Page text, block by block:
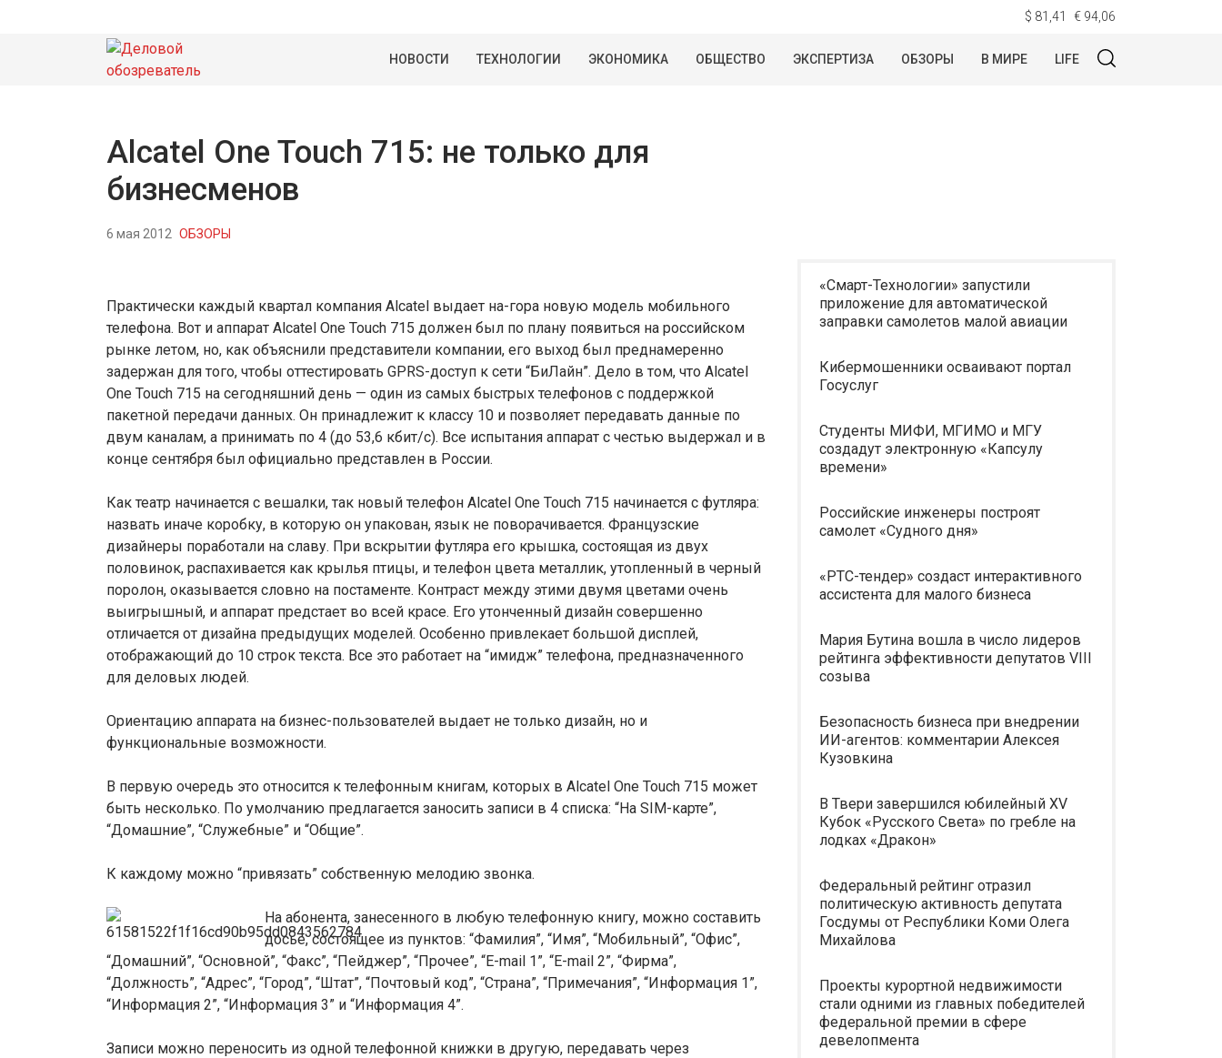
$ 81,41 € 94,06
НОВОСТИ ТЕХНОЛОГИИ ЭКОНОМИКА ОБЩЕСТВО ЭКСПЕРТИЗА ОБЗОРЫ В МИРЕ LIFE
Alcatel One Touch 715: не только для
бизнесменов
6 мая 2012 ОБЗОРЫ
Практически каждый квартал компания Alcatel выдает на-гора новую модель мобильного
телефона. Вот и аппарат Alcatel One Touch 715 должен был по плану появиться на российском
рынке летом, но, как объяснили представители компании, его выход был преднамеренно
задержан для того, чтобы оттестировать GPRS-доступ к сети “БиЛайн”. Дело в том, что Alcatel
One Touch 715 на сегодняшний день — один из самых быстрых телефонов с поддержкой
пакетной передачи данных. Он принадлежит к классу 10 и позволяет передавать данные по
двум каналам, а принимать по 4 (до 53,6 кбит/с). Все испытания аппарат с честью выдержал и в
конце сентября был официально представлен в России.
Как театр начинается с вешалки, так новый телефон Alcatel One Touch 715 начинается с футляра:
назвать иначе коробку, в которую он упакован, язык не поворачивается. Французские
дизайнеры поработали на славу. При вскрытии футляра его крышка, состоящая из двух
половинок, распахивается как крылья птицы, и телефон цвета металлик, утопленный в черный
поролон, оказывается словно на постаменте. Контраст между этими двумя цветами очень
выигрышный, и аппарат предстает во всей красе. Его утонченный дизайн совершенно
отличается от дизайна предыдущих моделей. Особенно привлекает большой дисплей,
отображающий до 10 строк текста. Все это работает на “имидж” телефона, предназначенного
для деловых людей.
Ориентацию аппарата на бизнес-пользователей выдает не только дизайн, но и
функциональные возможности.
В первую очередь это относится к телефонным книгам, которых в Alcatel One Touch 715 может
быть несколько. По умолчанию предлагается заносить записи в 4 списка: “На SIM-карте”,
“Домашние”, “Служебные” и “Общие”.
К каждому можно “привязать” собственную мелодию звонка.
На абонента, занесенного в любую телефонную книгу, можно составить
досье, состоящее из пунктов: “Фамилия”, “Имя”, “Мобильный”, “Офис”,
“Домашний”, “Основной”, “Факс”, “Пейджер”, “Прочее”, “E-mail 1”, “E-mail 2”, “Фирма”,
“Должность”, “Адрес”, “Город”, “Штат”, “Почтовый код”, “Страна”, “Примечания”, “Информация 1”,
“Информация 2”, “Информация 3” и “Информация 4”.
Записи можно переносить из одной телефонной книжки в другую, передавать через
«Смарт-Технологии» запустили
приложение для автоматической
заправки самолетов малой авиации
Кибермошенники осваивают портал
Госуслуг
Студенты МИФИ, МГИМО и МГУ
создадут электронную «Капсулу
времени»
Российские инженеры построят
самолет «Судного дня»
«РТС-тендер» создаст интерактивного
ассистента для малого бизнеса
Мария Бутина вошла в число лидеров
рейтинга эффективности депутатов VIII
созыва
Безопасность бизнеса при внедрении
ИИ-агентов: комментарии Алексея
Кузовкина
В Твери завершился юбилейный XV
Кубок «Русского Света» по гребле на
лодках «Дракон»
Федеральный рейтинг отразил
политическую активность депутата
Госдумы от Республики Коми Олега
Михайлова
Проекты курортной недвижимости
стали одними из главных победителей
федеральной премии в сфере
девелопмента